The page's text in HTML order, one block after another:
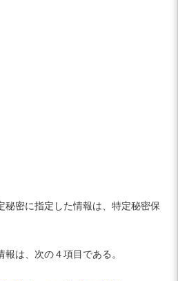
秘密に指定した情報は、特定秘密保
は、次の４項目である。